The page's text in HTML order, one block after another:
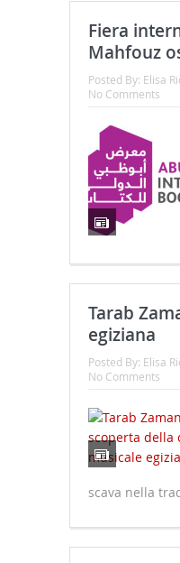
Fiera
Mahfouz
Posted By: Elisa
No Comments
Tarab
egiziana
Posted By: Elisa
No Comments
scava nella